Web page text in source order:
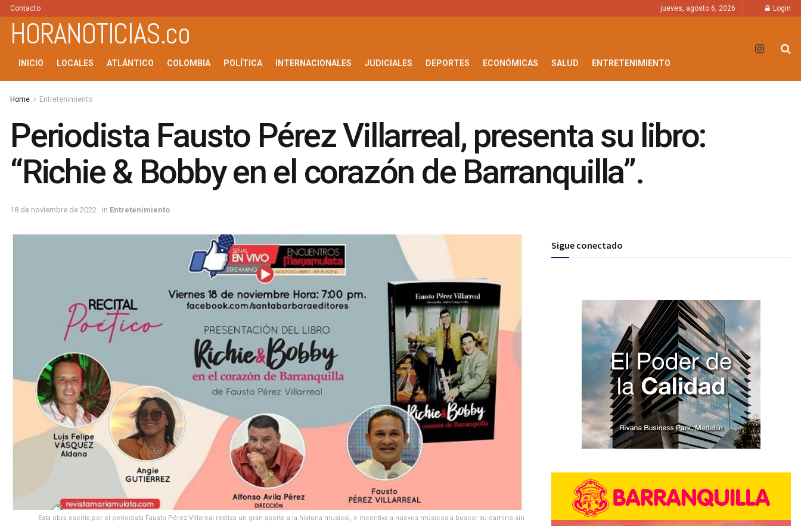
Contacto jueves, agosto 6, 2026 Login
HORANOTICIAS.co
INICIO LOCALES ATLÁNTICO COLOMBIA POLÍTICA INTERNACIONALES JUDICIALES DEPORTES ECONÓMICAS SALUD ENTRETENIMIENTO
Home Entretenimiento
Periodista Fausto Pérez Villarreal, presenta su libro:
“Richie & Bobby en el corazón de Barranquilla”.
18 de noviembre de 2022 in Entretenimiento
Esta obra escrita por el periodista Fausto Pérez Villareal realiza un gran aporte a la historia musical, e incentiva a nuevos músicos a buscar su camino sin
Sigue conectado